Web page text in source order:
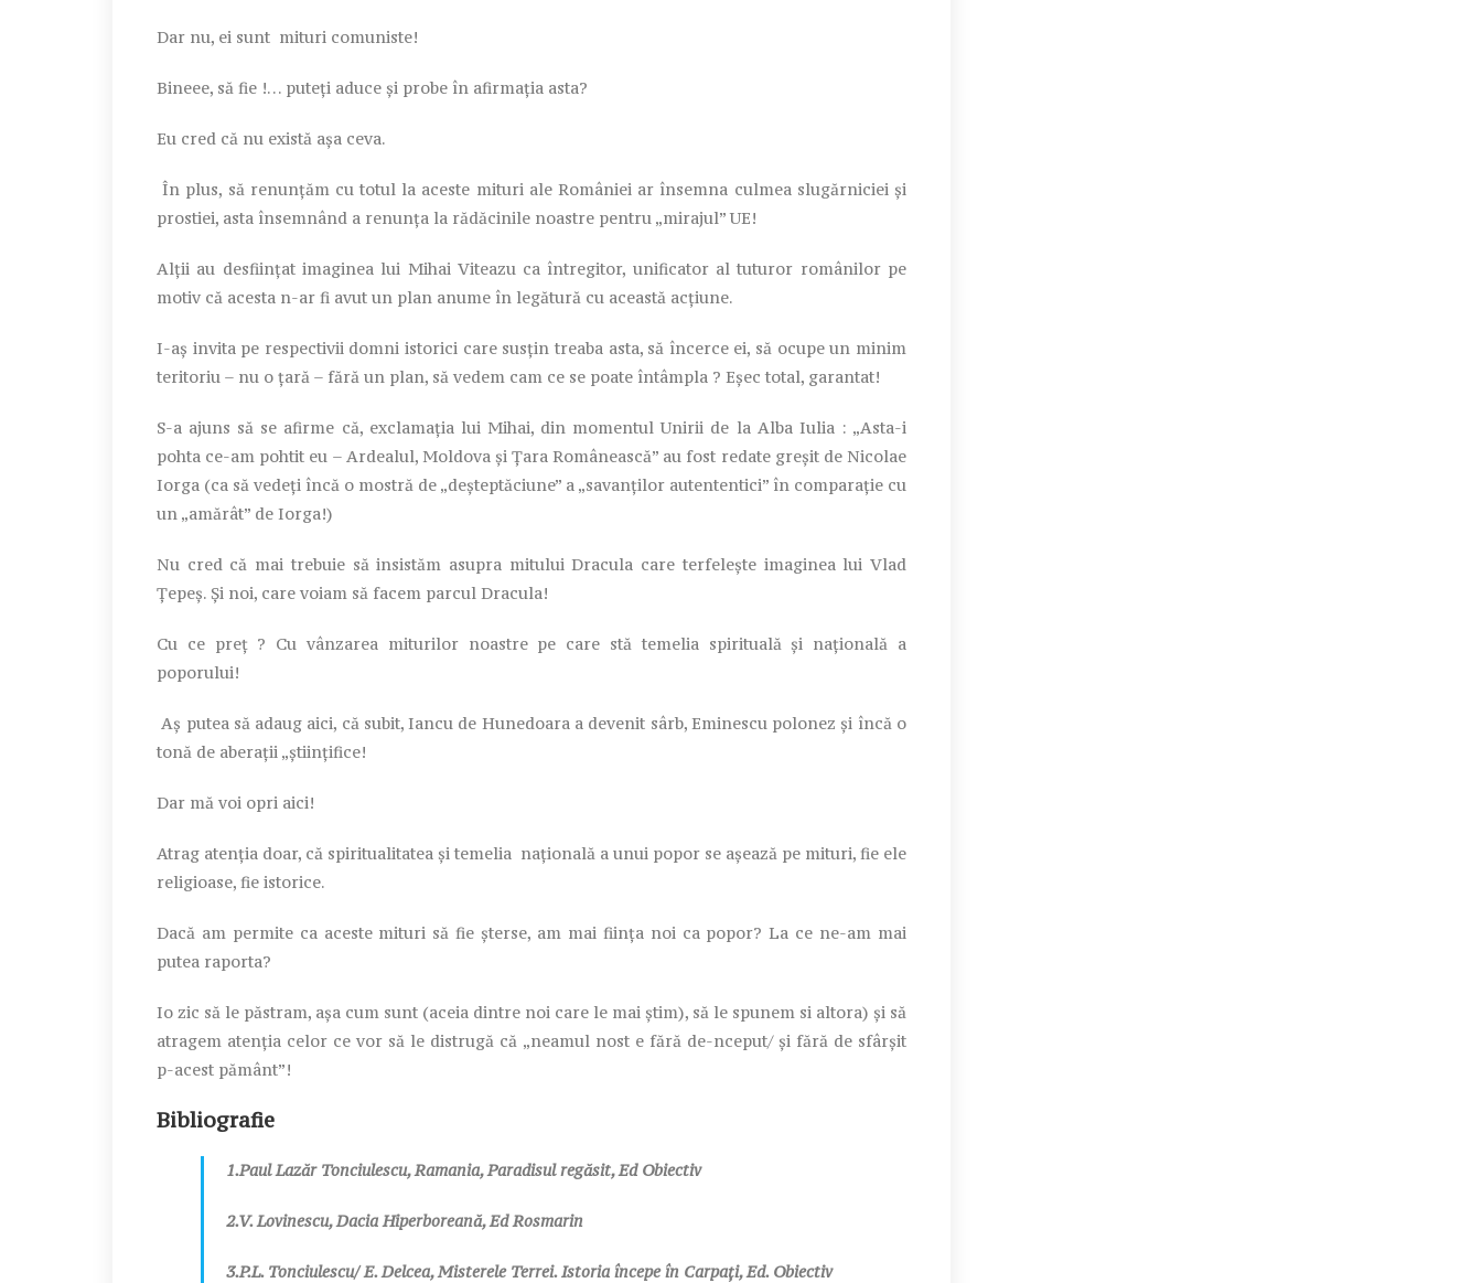
Dar nu, ei sunt mituri comuniste!
Bineee, să fie !… puteţi aduce şi probe în afirmaţia asta?
Eu cred că nu există aşa ceva.
În plus, să renunţăm cu totul la aceste mituri ale României ar însemna culmea slugărniciei şi
prostiei, asta însemnând a renunţa la rădăcinile noastre pentru „mirajul” UE!
Alţii au desfiinţat imaginea lui Mihai Viteazu ca întregitor, unificator al tuturor românilor pe
motiv că acesta n-ar fi avut un plan anume în legătură cu această acţiune.
I-aş invita pe respectivii domni istorici care susţin treaba asta, să încerce ei, să ocupe un minim
teritoriu – nu o ţară – fără un plan, să vedem cam ce se poate întâmpla ? Eşec total, garantat!
S-a ajuns să se afirme că, exclamaţia lui Mihai, din momentul Unirii de la Alba Iulia : „Asta-i
pohta ce-am pohtit eu – Ardealul, Moldova şi Ţara Românească” au fost redate greşit de Nicolae
Iorga (ca să vedeţi încă o mostră de „deşteptăciune” a „savanţilor autententici” în comparaţie cu
un „amărât” de Iorga!)
Nu cred că mai trebuie să insistăm asupra mitului Dracula care terfeleşte imaginea lui Vlad
Ţepeş. Şi noi, care voiam să facem parcul Dracula!
Cu ce preţ ? Cu vânzarea miturilor noastre pe care stă temelia spirituală şi naţională a
poporului!
Aş putea să adaug aici, că subit, Iancu de Hunedoara a devenit sârb, Eminescu polonez şi încă o
tonă de aberaţii „ştiinţifice!
Dar mă voi opri aici!
Atrag atenţia doar, că spiritualitatea şi temelia naţională a unui popor se aşează pe mituri, fie ele
religioase, fie istorice.
Dacă am permite ca aceste mituri să fie şterse, am mai fiinţa noi ca popor? La ce ne-am mai
putea raporta?
Io zic să le păstram, aşa cum sunt (aceia dintre noi care le mai ştim), să le spunem si altora) şi să
atragem atenţia celor ce vor să le distrugă că „neamul nost e fără de-nceput/ şi fără de sfârşit
p-acest pământ”!
Bibliografie
1.Paul Lazăr Tonciulescu, Ramania, Paradisul regăsit, Ed Obiectiv
2.V. Lovinescu, Dacia Hiperboreană, Ed Rosmarin
3.P.L. Tonciulescu/ E. Delcea, Misterele Terrei. Istoria începe în Carpaţi, Ed. Obiectiv